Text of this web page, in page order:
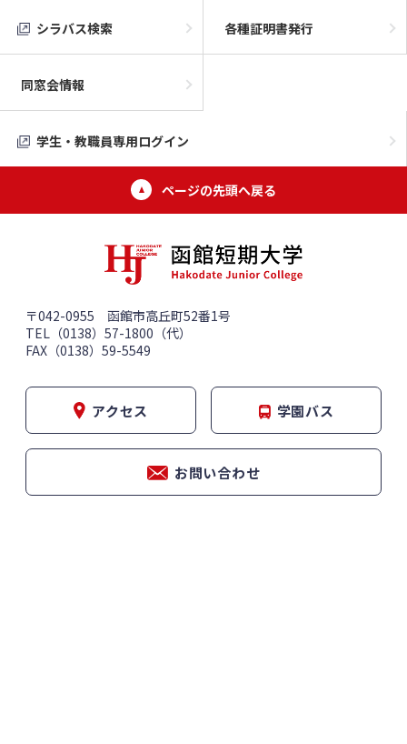
シラバス検索 各種証明書発行
同窓会情報
学生・教職員専用ログイン
ページの先頭へ戻る
〒042-0955 函館市高丘町52番1号
TEL（0138）57-1800（代）
FAX（0138）59-5549
アクセス 学園バス
お問い合わせ